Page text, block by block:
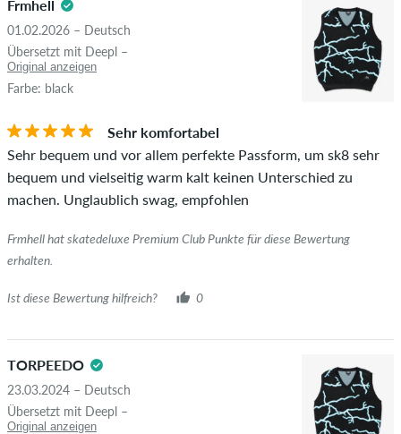
und Fremdwerbung enthalten, werden nicht veröffentlicht.
Die Sternebewertung des Artikels ist der Durchschnitt aller
Bewertungen.
Artikel wirklich gekauft hat, erkennst du am grünen Haken
neben dem Namen mit dem Zusatz "Verifizierter Kauf". Bei
diesen Personen wurde der Kauf anhand ihrer Bestellungen
überprüft. Bei Bewertungen ohne grünen Haken, können wir
wirklich besitzen oder besessen haben.
STERNE
Frmhell
01.02.2026 – Deutsch
Übersetzt mit Deepl –
Original anzeigen
Farbe: black
Sehr komfortabel
Sehr bequem und vor allem perfekte Passform, um sk8 sehr
bequem und vielseitig warm kalt keinen Unterschied zu
machen. Unglaublich swag, empfohlen
Frmhell hat skatedeluxe Premium Club Punkte für diese Bewertung
erhalten.
Ist diese Bewertung hilfreich? 0
TORPEEDO
23.03.2024 – Deutsch
Übersetzt mit Deepl –
Original anzeigen